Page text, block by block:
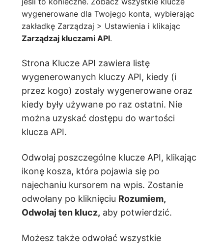
wygenerowane dla Twojego konta, wybierając
zakładkę Zarządzaj > Ustawienia i klikając
Zarządzaj kluczami API.
Strona Klucze API zawiera listę
wygenerowanych kluczy API, kiedy (i
przez kogo) zostały wygenerowane oraz
kiedy były używane po raz ostatni. Nie
można uzyskać dostępu do wartości
klucza API.
Odwołaj poszczególne klucze API, klikając
ikonę kosza, która pojawia się po
najechaniu kursorem na wpis. Zostanie
odwołany po kliknięciu Rozumiem,
Odwołaj ten klucz, aby potwierdzić.
Możesz także odwołać wszystkie